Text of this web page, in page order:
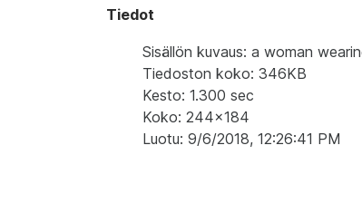
Tiedot
Sisällön kuvaus: a woman
Tiedoston koko: 346KB
Kesto: 1.300 sec
Koko: 244x184
Luotu: 9/6/2018, 12:26:41 PM